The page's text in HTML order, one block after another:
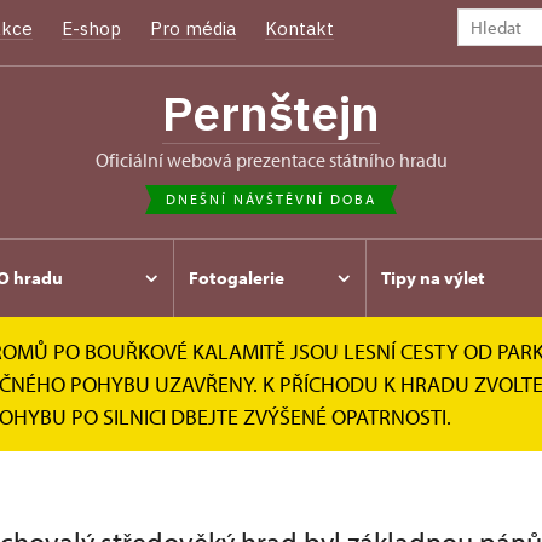
E-shop Pro média Kontakt
Pernštejn
oficiální webová prezentace státního hradu
DNEŠNÍ NÁVŠTĚVNÍ DOBA
hradu Fotogalerie Tipy na výlet
PO BOUŘKOVÉ KALAMITĚ JSOU LESNÍ CESTY OD
POHYBU UZAVŘENY. K PŘÍCHODU K HRADU
PO SILNICI DBEJTE ZVÝŠENÉ OPATRNOSTI.